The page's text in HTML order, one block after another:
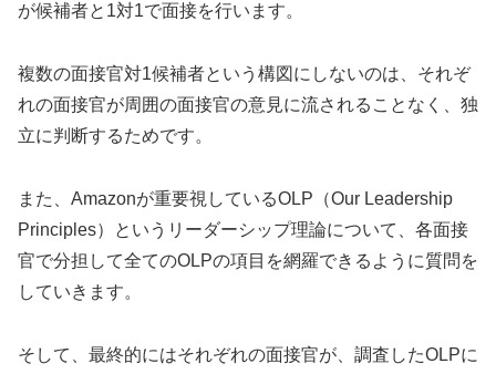
が候補者と1対1で面接を行います。
複数の面接官対1候補者という構図にしないのは、それぞ
れの面接官が周囲の面接官の意見に流されることなく、独
立に判断するためです。
また、Amazonが重要視しているOLP（Our Leadership
Principles）というリーダーシップ理論について、各面接
官で分担して全てのOLPの項目を網羅できるように質問を
していきます。
そして、最終的にはそれぞれの面接官が、調査したOLPに